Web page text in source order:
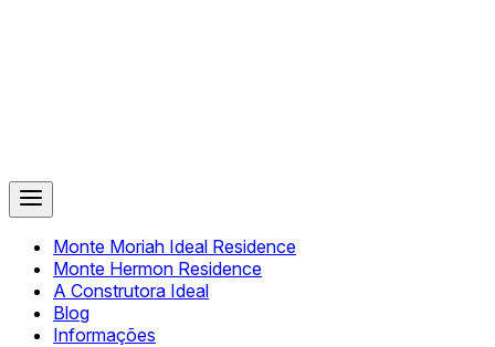
Monte Moriah Ideal Residence
Monte Hermon Residence
A Construtora Ideal
Blog
Informações